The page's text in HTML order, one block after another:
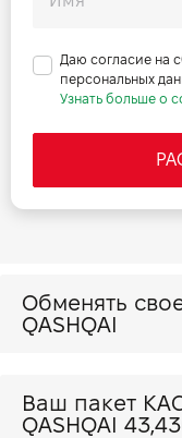
Даю согласие на
персональных
Узнать больше о
Обменять свое
QASHQAI
Ваш пакет КАСКО
QASHQAI